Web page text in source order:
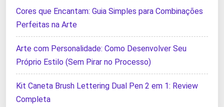
Cores que Encantam: Guia Simples para Combinações
Perfeitas na Arte
Arte com Personalidade: Como Desenvolver Seu
Próprio Estilo (Sem Pirar no Processo)
Kit Caneta Brush Lettering Dual Pen 2 em 1: Review
Completa